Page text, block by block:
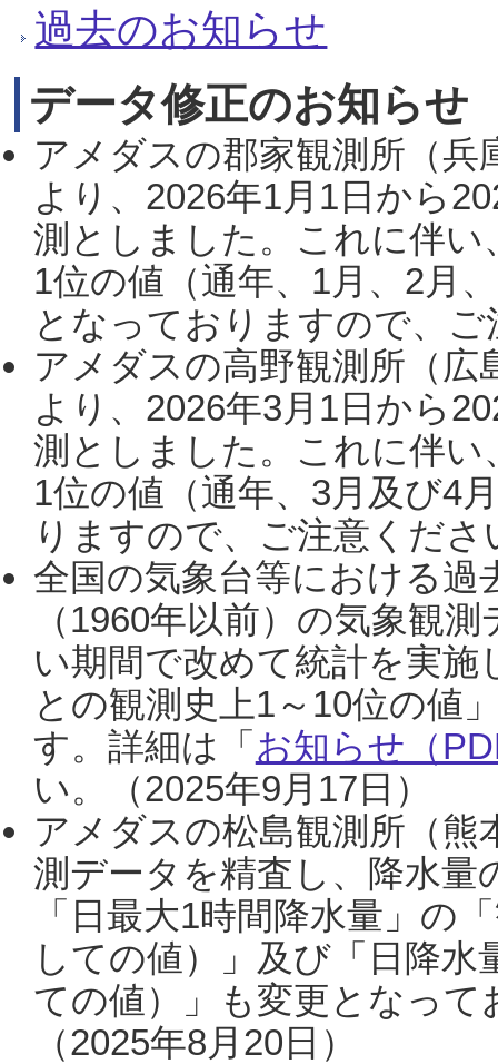
過去のお知らせ
データ修正のお知らせ
アメダスの郡家観測所（
より、2026年1月1日から
測としました。これに伴い
1位の値（通年、1月、2月
となっておりますので、
アメダスの高野観測所（
より、2026年3月1日から
測としました。これに伴い
1位の値（通年、3月及び4
りますので、ご注意くだ
全国の気象台等における過
（1960年以前）の気象観
い期間で改めて統計を実
との観測史上1～10位の値
す。詳細は「 お知らせ（
い。（2025年9月17日）
アメダスの松島観測所（熊
測データを精査し、降水
「日最大1時間降水量」の
しての値）」及び「日降
ての値）」も変更となっ
（2025年8月20日）